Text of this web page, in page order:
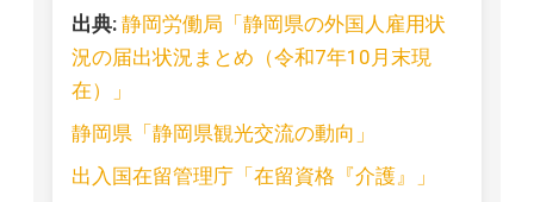
出典: 静岡労働局「静岡県の外国人雇用状
況の届出状況まとめ（令和7年10月末現
在）」
静岡県「静岡県観光交流の動向」
出入国在留管理庁「在留資格『介護』」